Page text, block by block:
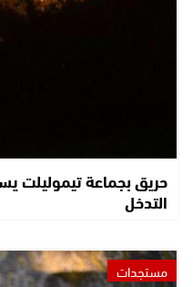
حريق بجماعة تيموليلت
التدخل
مستجدات